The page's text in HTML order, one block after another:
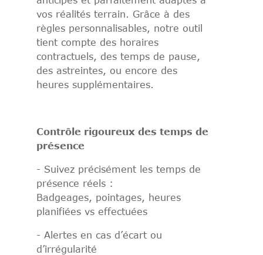
vos réalités terrain. Grâce à des
règles personnalisables, notre outil
tient compte des horaires
contractuels, des temps de pause,
des astreintes, ou encore des
heures supplémentaires.
Contrôle rigoureux des temps de
présence
- Suivez précisément les temps de
présence réels :
Badgeages, pointages, heures
planifiées vs effectuées
- Alertes en cas d’écart ou
d’irrégularité